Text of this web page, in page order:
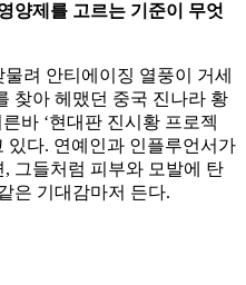
양제를 고르는 기준이 무엇
려 안티에이징 열풍이 거세
찾아 헤맸던 중국 진나라 황
바 ‘현대판 진시황 프로젝
있다. 연예인과 인플루언서가
그들처럼 피부와 모발에 탄
은 기대감마저 든다.